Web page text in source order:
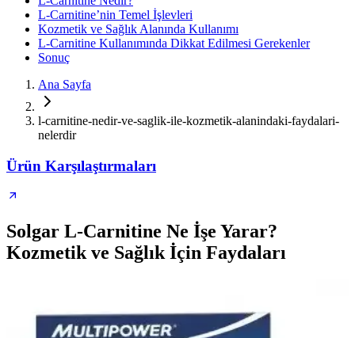
L-Carnitine’nin Temel İşlevleri
Kozmetik ve Sağlık Alanında Kullanımı
L-Carnitine Kullanımında Dikkat Edilmesi Gerekenler
Sonuç
Ana Sayfa
l-carnitine-nedir-ve-saglik-ile-kozmetik-alanindaki-faydalari-
nelerdir
Ürün Karşılaştırmaları
Solgar L-Carnitine Ne İşe Yarar?
Kozmetik ve Sağlık İçin Faydaları